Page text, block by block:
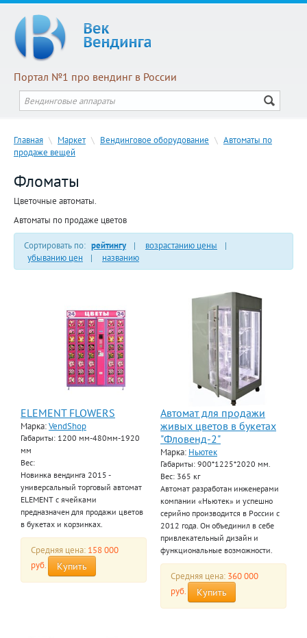
Портал №1 про вендинг в России
Главная \ Маркет \ Вендинговое оборудование \ Автоматы по
продаже вещей
Фломаты
Цветочные автоматы.
Автоматы по продаже цветов
Сортировать по: рейтингу | возрастанию цены
|
убыванию цен
| названию
ELEMENT FLOWERS
Марка:VendShop
Габариты: 1200 мм-480мм-1920
мм
Вес:
Новинка вендинга 2015 -
универсальный торговый автомат
ELEMENT с ячейками
предназначен для продажи цветов
в букетах и корзинках.
Средняя цена: 158 000
руб.
Купить
Автомат для продажи
живых цветов в букетах
"Фловенд-2"
Марка: Ньютек
Габариты: 900*1225*2020 мм.
Вес: 365 кг
Автомат разработан инженерами
компании «Ньютек» и успешно
серийно производится в России с
2012 года. Он объединил в себе
привлекательный дизайн и
функциональные возможности.
Средняя цена: 360 000
руб.
Купить